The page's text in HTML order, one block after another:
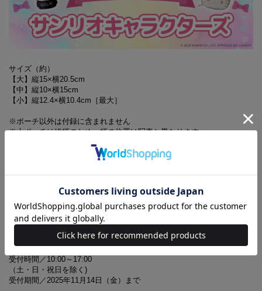
サイズ（約）
【大】縦15×横20.5cm
【中】縦10×横15cm
【小】縦12.4×横10.4cm［最大］
※ポーチ以外は付録に含まれません
※大ポーチは総柄のため、柄の位置は写真と異なります
※ご使用のパソコンのモニターやスマートフォンの画面によっては、商
品の色合いが、画面表示上のものと現物で異なる場合があります
10月号増刊の付録に関するお問い合わせ先
【InRed10月号増刊 付録対応事務局】
0120-053-050
受付時間／10:00～17:00
（土・日・祝日を除く)
受付期間／2025年11月14日（金）まで